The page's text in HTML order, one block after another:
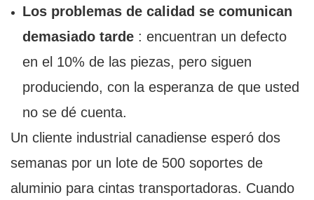
Los problemas de calidad se comunican
demasiado tarde: encuentran un defecto
en el 10% de las piezas, pero siguen
produciendo, con la esperanza de que usted
no se dé cuenta.
Un cliente industrial canadiense esperó dos
semanas por un lote de 500 soportes de
aluminio para cintas transportadoras. Cuando